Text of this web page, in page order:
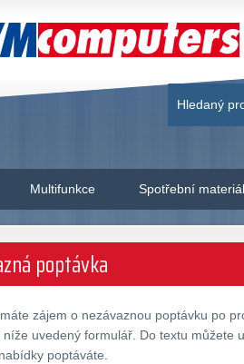
Computers
Hledaný
Multifunkce Spotřební materiál
poptávka
zájem o nezávaznou poptávku po
níže uvedený formulář. Do textu můžete
poptáváte.